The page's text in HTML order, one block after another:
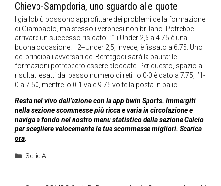
Chievo-Sampdoria, uno sguardo alle quote
I gialloblù possono approfittare dei problemi della formazione
di Giampaolo, ma stesso i veronesi non brillano. Potrebbe
arrivare un successo risicato: l’1+Under 2,5 a 4.75 è una
buona occasione. Il 2+Under 2,5, invece, è fissato a 6.75. Uno
dei principali avversari del Bentegodi sarà la paura: le
formazioni potrebbero essere bloccate. Per questo, spazio ai
risultati esatti dal basso numero di reti: lo 0-0 è dato a 7.75, l’1-
0 a 7.50, mentre lo 0-1 vale 9.75 volte la posta in palio.
Resta nel vivo dell’azione con la app bwin Sports. Immergiti
nella sezione scommesse più ricca e varia in circolazione e
naviga a fondo nel nostro menu statistico della sezione Calcio
per scegliere velocemente le tue scommesse migliori. Scarica
ora.
Categorie
Serie A